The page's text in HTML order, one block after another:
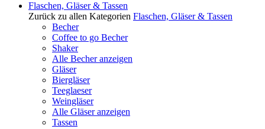
Flaschen, Gläser & Tassen
Zurück zu allen Kategorien Flaschen, Gläser & Tassen
Becher
Coffee to go Becher
Shaker
Alle Becher anzeigen
Gläser
Biergläser
Teeglaeser
Weingläser
Alle Gläser anzeigen
Tassen